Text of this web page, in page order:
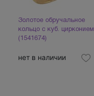
Золотое обручальное
кольцо с куб. цирконием
(1541674)
нет в наличии